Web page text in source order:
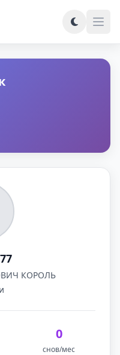
КОРОЛЬ
0
снов/мес